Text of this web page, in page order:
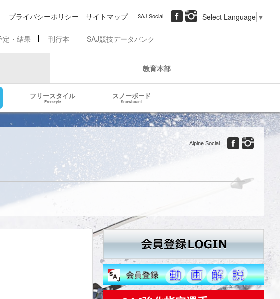
プライバシーポリシー サイトマップ SAJ Social Select Language ▼
定・結果 刊行本 SAJ競技データバンク
教育本部
フリースタイル
Freestyle
スノーボード
Snowboard
Alpine Social